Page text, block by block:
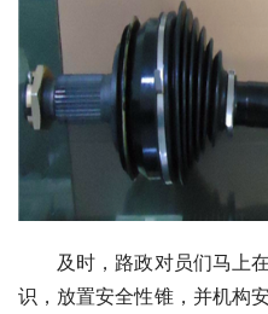
及时，路政对员们马上在
识，放置安全性锥，并机构